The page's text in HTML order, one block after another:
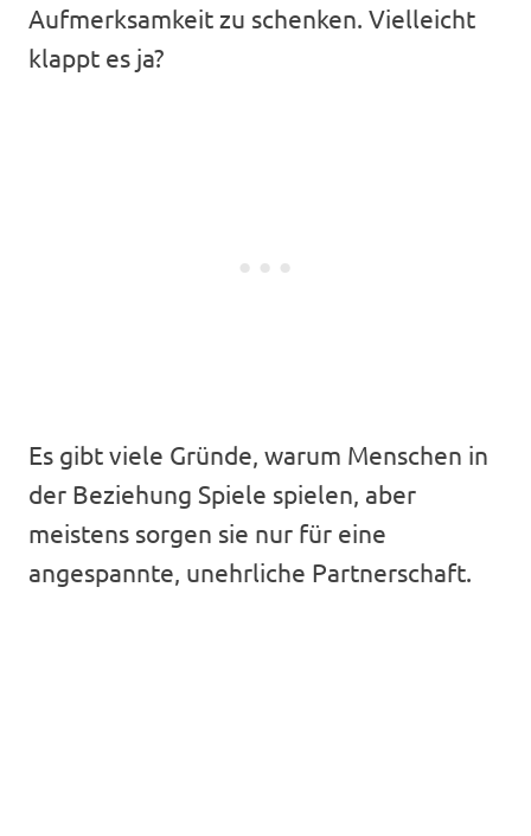
Aufmerksamkeit zu schenken. Vielleicht
klappt es ja?
Es gibt viele Gründe, warum Menschen in
der Beziehung Spiele spielen, aber
meistens sorgen sie nur für eine
angespannte, unehrliche Partnerschaft.